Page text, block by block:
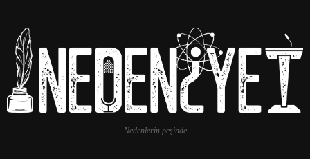
Nedenlerin peşinde